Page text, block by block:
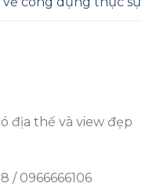
địa thế và view đẹp
/ 0966666106